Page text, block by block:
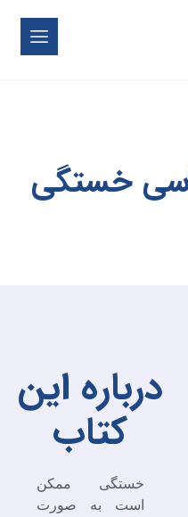
خستگی
درباره این
کتاب
خستگی ممکن
است به صورت